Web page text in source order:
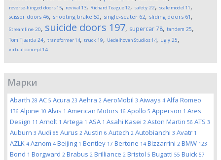
reverse-hinged doors15, revival 13, Richard Teague12, safety 22, scale model 11 ,
scissor doors 46, shooting brake 50, single-seater 62, sliding doors 61 ,
Streamline 20, suicide doors 197, supercar78, tandem 25,
Tom Tjaarda 24, transformer14, truck 19, Uedelhoven Studios14, ugly 25,
virtual concept14
Марки
Abarth 28 AC 5 Acura 23 Aehra 2 AeroMobil 3 Aiways 4 Alfa Romeo
136 Alpine 10 Alvis 1 American Motors 16 Apollo 5 Apperson 1 Ares
Design 11 Arnolt 1 Artega 1 ASA 1 Asahi Kasei 2 Aston Martin 56 ATS 3
Auburn 3 Audi 85 Aurus 2 Austin 6 Autech 2 Autobianchi 3 Avatr 1
AZLK 4 Aznom 4 Beijing 1 Bentley 17 Bertone 14 Bizzarrini 2 BMW 123
Bond 1 Borgward 2 Brabus 2 Brilliance 2 Bristol 5 Bugatti 55 Buick 57